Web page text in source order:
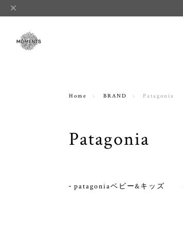
Home BRAND Patagonia
Patagonia
patagoniaベビー&キッズ